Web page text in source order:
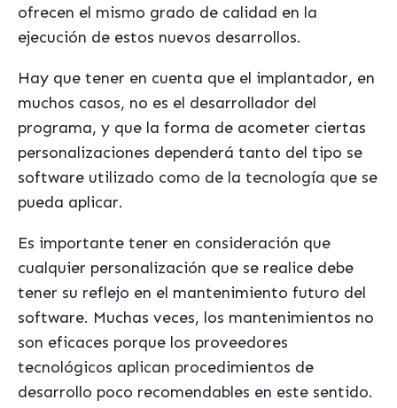
ofrecen el mismo grado de calidad en la
ejecución de estos nuevos desarrollos.
Hay que tener en cuenta que el implantador, en
muchos casos, no es el desarrollador del
programa, y que la forma de acometer ciertas
personalizaciones dependerá tanto del tipo se
software utilizado como de la tecnología que se
pueda aplicar.
Es importante tener en consideración que
cualquier personalización que se realice debe
tener su reflejo en el mantenimiento futuro del
software. Muchas veces, los mantenimientos no
son eficaces porque los proveedores
tecnológicos aplican procedimientos de
desarrollo poco recomendables en este sentido.